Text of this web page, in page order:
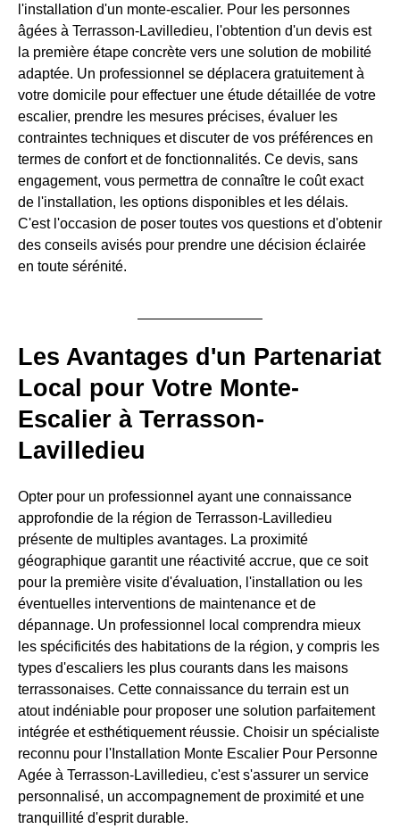
l'installation d'un monte-escalier. Pour les personnes
âgées à Terrasson-Lavilledieu, l'obtention d'un devis est
la première étape concrète vers une solution de mobilité
adaptée. Un professionnel se déplacera gratuitement à
votre domicile pour effectuer une étude détaillée de votre
escalier, prendre les mesures précises, évaluer les
contraintes techniques et discuter de vos préférences en
termes de confort et de fonctionnalités. Ce devis, sans
engagement, vous permettra de connaître le coût exact
de l'installation, les options disponibles et les délais.
C'est l'occasion de poser toutes vos questions et d'obtenir
des conseils avisés pour prendre une décision éclairée
en toute sérénité.
Les Avantages d'un Partenariat
Local pour Votre Monte-
Escalier à Terrasson-
Lavilledieu
Opter pour un professionnel ayant une connaissance
approfondie de la région de Terrasson-Lavilledieu
présente de multiples avantages. La proximité
géographique garantit une réactivité accrue, que ce soit
pour la première visite d'évaluation, l'installation ou les
éventuelles interventions de maintenance et de
dépannage. Un professionnel local comprendra mieux
les spécificités des habitations de la région, y compris les
types d'escaliers les plus courants dans les maisons
terrassonaises. Cette connaissance du terrain est un
atout indéniable pour proposer une solution parfaitement
intégrée et esthétiquement réussie. Choisir un spécialiste
reconnu pour l'Installation Monte Escalier Pour Personne
Agée à Terrasson-Lavilledieu, c'est s'assurer un service
personnalisé, un accompagnement de proximité et une
tranquillité d'esprit durable.